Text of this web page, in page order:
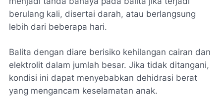
berulang kali, disertai darah, atau berlangsung
lebih dari beberapa hari.
Balita dengan diare berisiko kehilangan cairan dan
elektrolit dalam jumlah besar. Jika tidak ditangani,
kondisi ini dapat menyebabkan dehidrasi berat
yang mengancam keselamatan anak.